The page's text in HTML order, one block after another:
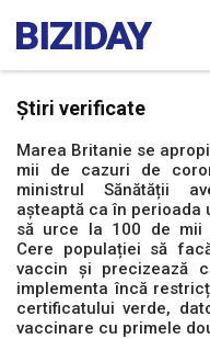
Știri verificate
Marea Britanie se
mii de cazuri de
ministrul Sănătății
așteaptă ca în perioada
să urce la 100 de mii
Cere populației să
vaccin și precizează
implementa încă
certificatului verde,
vaccinare cu primele